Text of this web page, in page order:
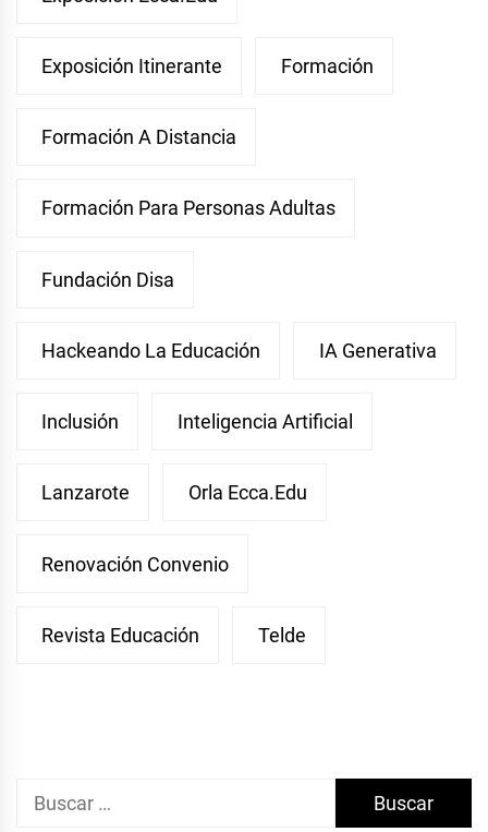
Exposición Itinerante Formación
Formación A Distancia
Formación Para Personas Adultas
Fundación Disa
Hackeando La Educación IA Generativa
Inclusión Inteligencia Artificial
Lanzarote Orla Ecca.edu
Renovación Convenio
Revista Educación Telde
Buscar: